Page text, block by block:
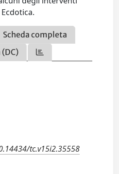
Scheda completa
tc.v15i2.35558